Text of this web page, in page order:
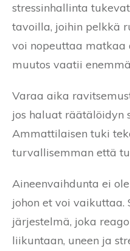
stressinhallinta
tavoilla, joihin pelkkä
voi nopeuttaa matkaa
muutos vaatii
Varaa aika
jos haluat räätälöidyn
Ammattilaisen tuki
turvallisemman että
Aineenvaihdunta ei
johon et voi vaikuttaa.
järjestelmä, joka
liikuntaan, uneen ja